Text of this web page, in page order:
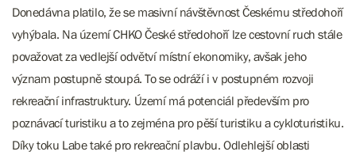
Donedávna platilo, že se masivní návštěvnost Českému středohoří
vyhýbala. Na území CHKO České středohoří lze cestovní ruch stále
považovat za vedlejší odvětví místní ekonomiky, avšak jeho
význam postupně stoupá. To se odráží i v postupném rozvoji
rekreační infrastruktury. Území má potenciál především pro
poznávací turistiku a to zejména pro pěší turistiku a cykloturistiku.
Díky toku Labe také pro rekreační plavbu. Odlehlejší oblasti